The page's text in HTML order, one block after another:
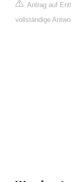
Antrag auf
vollständige